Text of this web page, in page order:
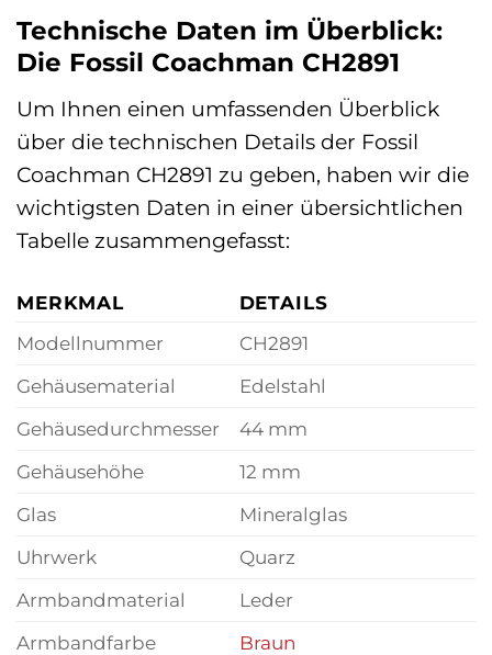
Technische Daten im Überblick:
Die Fossil Coachman CH2891
Um Ihnen einen umfassenden Überblick
über die technischen Details der Fossil
Coachman CH2891 zu geben, haben wir die
wichtigsten Daten in einer übersichtlichen
Tabelle zusammengefasst:
MERKMAL
DETAILS
Modellnummer
CH2891
Gehäusematerial
Edelstahl
Gehäusedurchmesser
44 mm
Gehäusehöhe
12 mm
Glas
Mineralglas
Uhrwerk
Quarz
Armbandmaterial
Leder
Armbandfarbe
Braun